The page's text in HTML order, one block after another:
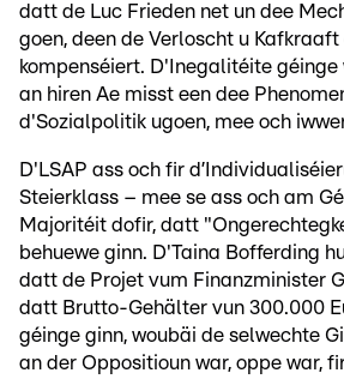
datt de Luc Frieden net un dee
goen, deen de Verloscht u
kompenséiert. D'Inegalitéite géinge
an hiren Ae misst een dee
d'Sozialpolitik ugoen, mee och
D'LSAP ass och fir
Steierklass – mee se ass och am
Majoritéit dofir, datt
behuewe ginn. D'Taina Bofferding
datt de Projet vum Finanzminister
datt Brutto-Gehälter vun 300.000
géinge ginn, woubäi de selwechte
an der Oppositioun war, oppe war,